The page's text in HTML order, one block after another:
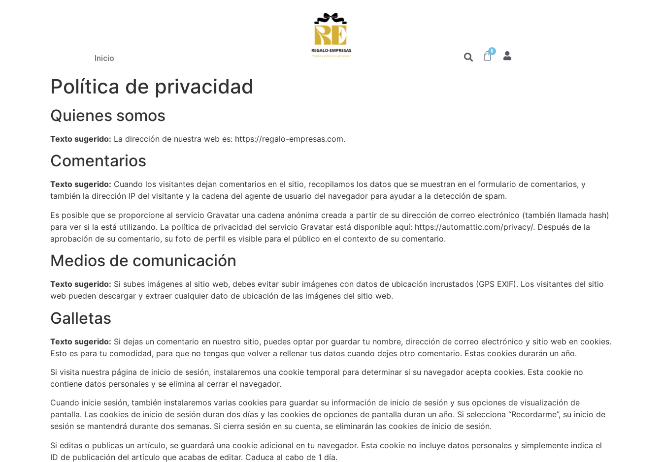
Inicio
0
Política de privacidad
Quienes somos
Texto sugerido: La dirección de nuestra web es: https://regalo-empresas.com.
Comentarios
Texto sugerido: Cuando los visitantes dejan comentarios en el sitio, recopilamos los datos que se muestran en el formulario de comentarios, y
también la dirección IP del visitante y la cadena del agente de usuario del navegador para ayudar a la detección de spam.
Es posible que se proporcione al servicio Gravatar una cadena anónima creada a partir de su dirección de correo electrónico (también llamada hash)
para ver si la está utilizando. La política de privacidad del servicio Gravatar está disponible aquí: https://automattic.com/privacy/. Después de la
aprobación de su comentario, su foto de perfil es visible para el público en el contexto de su comentario.
Medios de comunicación
Texto sugerido: Si subes imágenes al sitio web, debes evitar subir imágenes con datos de ubicación incrustados (GPS EXIF). Los visitantes del sitio
web pueden descargar y extraer cualquier dato de ubicación de las imágenes del sitio web.
Galletas
Texto sugerido: Si dejas un comentario en nuestro sitio, puedes optar por guardar tu nombre, dirección de correo electrónico y sitio web en cookies.
Esto es para tu comodidad, para que no tengas que volver a rellenar tus datos cuando dejes otro comentario. Estas cookies durarán un año.
Si visita nuestra página de inicio de sesión, instalaremos una cookie temporal para determinar si su navegador acepta cookies. Esta cookie no
contiene datos personales y se elimina al cerrar el navegador.
Cuando inicie sesión, también instalaremos varias cookies para guardar su información de inicio de sesión y sus opciones de visualización de
pantalla. Las cookies de inicio de sesión duran dos días y las cookies de opciones de pantalla duran un año. Si selecciona “Recordarme”, su inicio de
sesión se mantendrá durante dos semanas. Si cierra sesión en su cuenta, se eliminarán las cookies de inicio de sesión.
Si editas o publicas un artículo, se guardará una cookie adicional en tu navegador. Esta cookie no incluye datos personales y simplemente indica el
ID de publicación del artículo que acabas de editar. Caduca al cabo de 1 día.